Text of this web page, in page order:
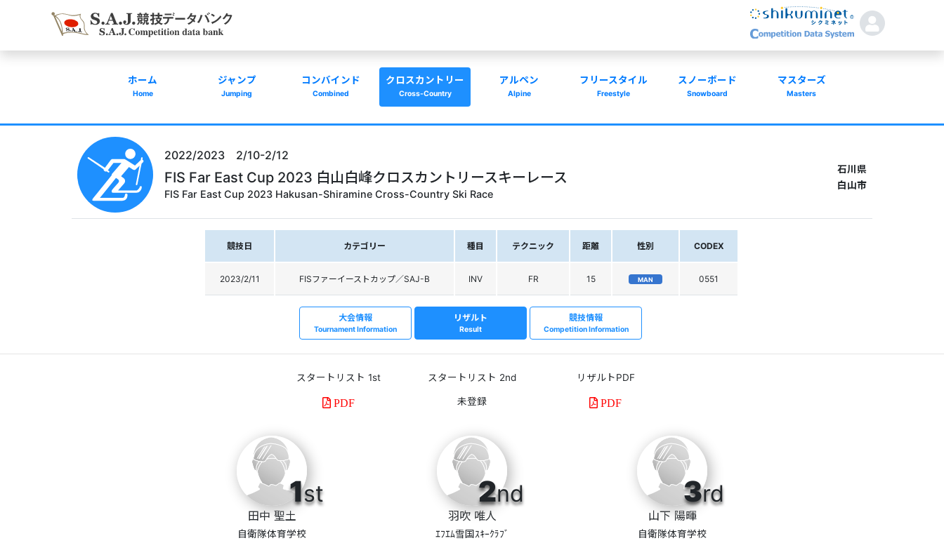
ホーム
Home
ジャンプ
Jumping
コンバインド
Combined
クロスカントリー
Cross-Country
アルペン
Alpine
フリースタイル
Freestyle
スノーボード
Snowboard
マスターズ
Masters
2022/2023 2/10-2/12
FIS Far East Cup 2023 白山白峰クロスカントリースキーレース
FIS Far East Cup 2023 Hakusan-Shiramine Cross-Country Ski Race
石川県
白山市
競技日 カテゴリー 種目 テクニック 距離 性別 CODEX
2023/2/11 FISファーイーストカップ／SAJ-B INV FR 15 MAN 0551
大会情報
Tournament Information
リザルト
Result
競技情報
Competition Information
スタートリスト 1st
PDF
スタートリスト 2nd リザルトPDF
PDF
1st
田中 聖土
自衛隊体育学校
2nd
羽吹 唯人
ｴﾌｴﾑ雪国ｽｷｰｸﾗﾌﾞ
3rd
山下 陽暉
自衛隊体育学校